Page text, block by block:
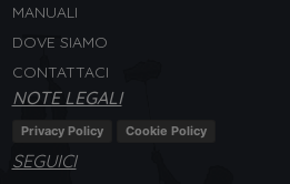
MANUALI
DOVE SIAMO
CONTATTACI
NOTE LEGALI
Privacy Policy Cookie Policy
SEGUICI